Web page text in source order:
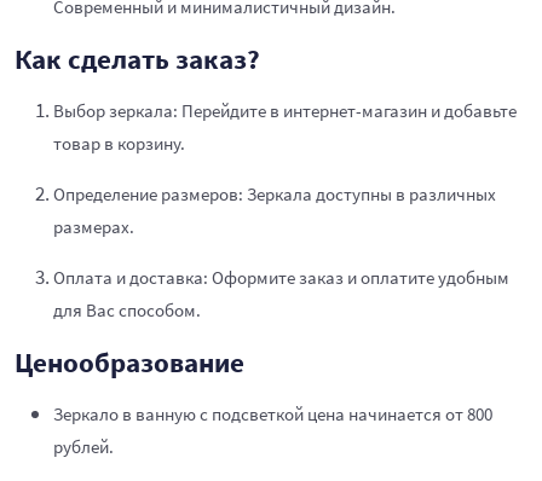
Современный и минималистичный дизайн.
Как сделать заказ?
Выбор зеркала: Перейдите в интернет-магазин и добавьте
товар в корзину.
Определение размеров: Зеркала доступны в различных
размерах.
Оплата и доставка: Оформите заказ и оплатите удобным
для Вас способом.
Ценообразование
Зеркало в ванную с подсветкой цена начинается от 800
рублей.